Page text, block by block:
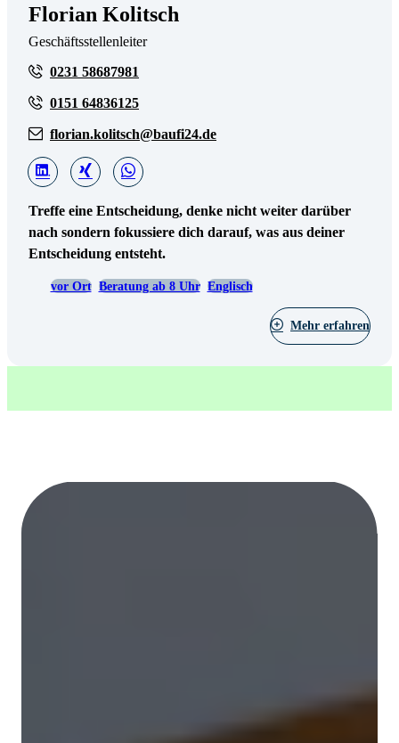
Florian Kolitsch
Geschäftsstellenleiter
0231 58687981
0151 64836125
florian.kolitsch@baufi24.de
Treffe eine Entscheidung, denke nicht weiter darüber
nach sondern fokussiere dich darauf, was aus deiner
Entscheidung entsteht.
vor Ort Beratung ab 8 Uhr Englisch
Mehr erfahren